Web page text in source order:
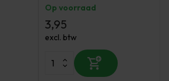
Op voorraad
3,95
excl. btw